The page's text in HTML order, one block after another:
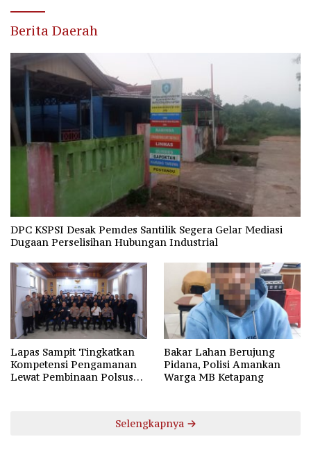
Berita Daerah
DPC KSPSI Desak Pemdes Santilik Segera Gelar Mediasi
Dugaan Perselisihan Hubungan Industrial
Lapas Sampit Tingkatkan
Kompetensi Pengamanan
Lewat Pembinaan Polsus
Bakar Lahan Berujung
Pidana, Polisi Amankan
Warga MB Ketapang
Selengkapnya